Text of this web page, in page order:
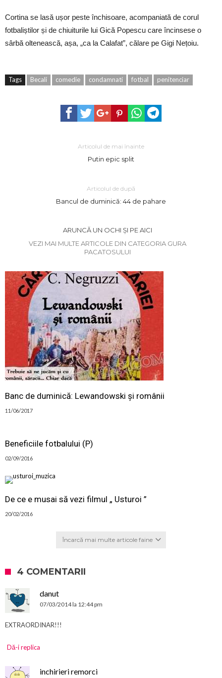
Cortina se lasă ușor peste închisoare, acompaniată de corul
fotbaliștilor și de chiuiturile lui Gică Popescu care încinsese o
sârbă oltenească, așa, „ca la Calafat”, călare pe Gigi Nețoiu.
Tags Becali comedie condamnati fotbal penitenciar
Articolul de mai înainte
Putin epic split
Articolul de după
Bancul de duminică: 44 de pahare
ARUNCĂ UN OCHI ȘI PE AICI
VEZI MAI MULTE ARTICOLE DIN CATEGORIA GURA
PACATOSULUI
Banc de duminică: Lewandowski și românii
11/06/2017
Beneficiile fotbalului (P)
02/09/2016
De ce e musai să vezi filmul „ Usturoi ”
20/02/2016
Încarcă mai multe articole faine
4 COMENTARII
danut
07/03/2014 la 12:44 pm
EXTRAORDINAR!!!
Dă-i replica
inchirieri remorci